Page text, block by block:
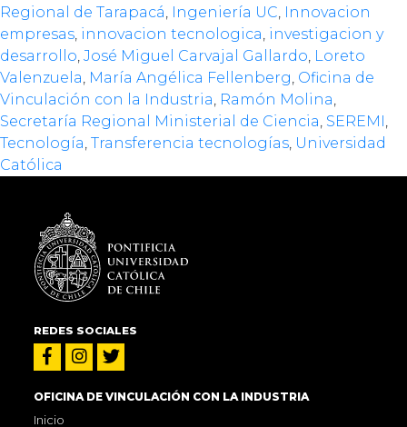
Regional de Tarapacá, Ingeniería UC, Innovacion
empresas, innovacion tecnologica, investigacion y
desarrollo, José Miguel Carvajal Gallardo, Loreto
Valenzuela, María Angélica Fellenberg, Oficina de
Vinculación con la Industria, Ramón Molina,
Secretaría Regional Ministerial de Ciencia, SEREMI,
Tecnología, Transferencia tecnologías, Universidad
Católica
OFICINA DE VINCULACIÓN CON LA INDUSTRIA
Inicio
REDES SOCIALES